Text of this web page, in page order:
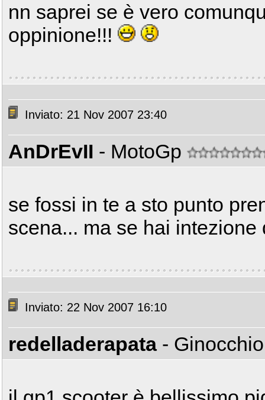
nn saprei se è vero
oppinione!!!
Inviato: 21 Nov 2007 23:40
AnDrEvII - MotoGp
se fossi in te a sto punto
scena... ma se hai
Inviato: 22 Nov 2007 16:10
redelladerapata -